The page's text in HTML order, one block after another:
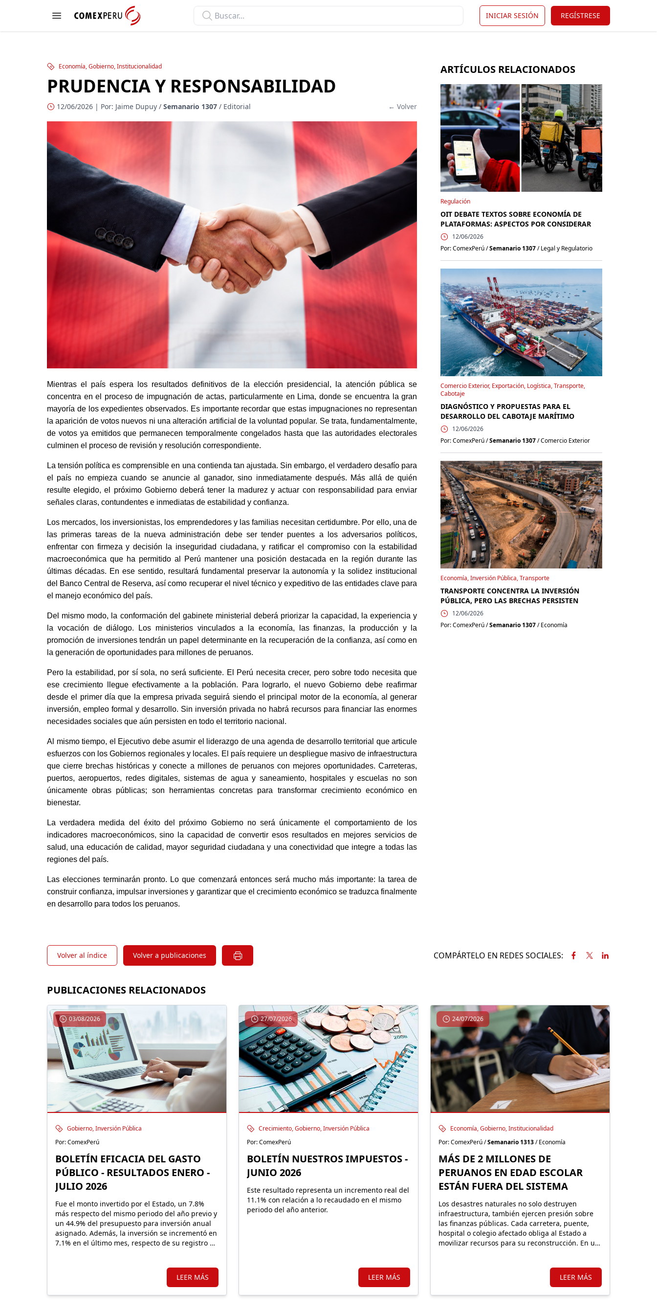
Open menu
ComexPerú INICIAR SESIÓN REGÍSTRESE
Economía, Gobierno, Institucionalidad
PRUDENCIA Y RESPONSABILIDAD
12/06/2026 | Por: Jaime Dupuy / Semanario 1307 / Editorial ← Volver
Mientras el país espera los resultados definitivos de la elección presidencial, la atención pública se
concentra en el proceso de impugnación de actas, particularmente en Lima, donde se encuentra la gran
mayoría de los expedientes observados. Es importante recordar que estas impugnaciones no representan
la aparición de votos nuevos ni una alteración artificial de la voluntad popular. Se trata, fundamentalmente,
de votos ya emitidos que permanecen temporalmente congelados hasta que las autoridades electorales
culminen el proceso de revisión y resolución correspondiente.
La tensión política es comprensible en una contienda tan ajustada. Sin embargo, el verdadero desafío para
el país no empieza cuando se anuncie al ganador, sino inmediatamente después. Más allá de quién
resulte elegido, el próximo Gobierno deberá tener la madurez y actuar con responsabilidad para enviar
señales claras, contundentes e inmediatas de estabilidad y confianza.
Los mercados, los inversionistas, los emprendedores y las familias necesitan certidumbre. Por ello, una de
las primeras tareas de la nueva administración debe ser tender puentes a los adversarios políticos,
enfrentar con firmeza y decisión la inseguridad ciudadana, y ratificar el compromiso con la estabilidad
macroeconómica que ha permitido al Perú mantener una posición destacada en la región durante las
últimas décadas. En ese sentido, resultará fundamental preservar la autonomía y la solidez institucional
del Banco Central de Reserva, así como recuperar el nivel técnico y expeditivo de las entidades clave para
el manejo económico del país.
Del mismo modo, la conformación del gabinete ministerial deberá priorizar la capacidad, la experiencia y
la vocación de diálogo. Los ministerios vinculados a la economía, las finanzas, la producción y la
promoción de inversiones tendrán un papel determinante en la recuperación de la confianza, así como en
la generación de oportunidades para millones de peruanos.
Pero la estabilidad, por sí sola, no será suficiente. El Perú necesita crecer, pero sobre todo necesita que
ese crecimiento llegue efectivamente a la población. Para lograrlo, el nuevo Gobierno debe reafirmar
desde el primer día que la empresa privada seguirá siendo el principal motor de la economía, al generar
inversión, empleo formal y desarrollo. Sin inversión privada no habrá recursos para financiar las enormes
necesidades sociales que aún persisten en todo el territorio nacional.
Al mismo tiempo, el Ejecutivo debe asumir el liderazgo de una agenda de desarrollo territorial que articule
esfuerzos con los Gobiernos regionales y locales. El país requiere un despliegue masivo de infraestructura
que cierre brechas históricas y conecte a millones de peruanos con mejores oportunidades. Carreteras,
puertos, aeropuertos, redes digitales, sistemas de agua y saneamiento, hospitales y escuelas no son
únicamente obras públicas; son herramientas concretas para transformar crecimiento económico en
bienestar.
La verdadera medida del éxito del próximo Gobierno no será únicamente el comportamiento de los
indicadores macroeconómicos, sino la capacidad de convertir esos resultados en mejores servicios de
salud, una educación de calidad, mayor seguridad ciudadana y una conectividad que integre a todas las
regiones del país.
Las elecciones terminarán pronto. Lo que comenzará entonces será mucho más importante: la tarea de
construir confianza, impulsar inversiones y garantizar que el crecimiento económico se traduzca finalmente
en desarrollo para todos los peruanos.
ARTÍCULOS RELACIONADOS
Regulación
OIT DEBATE TEXTOS SOBRE ECONOMÍA DE
PLATAFORMAS: ASPECTOS POR CONSIDERAR
12/06/2026
Por: ComexPerú /Semanario 1307/ Legal y Regulatorio
Comercio Exterior, Exportación, Logística, Transporte,
Cabotaje
DIAGNÓSTICO Y PROPUESTAS PARA EL
DESARROLLO DEL CABOTAJE MARÍTIMO
12/06/2026
Por: ComexPerú /Semanario 1307/ Comercio Exterior
Economía, Inversión Pública, Transporte
TRANSPORTE CONCENTRA LA INVERSIÓN
PÚBLICA, PERO LAS BRECHAS PERSISTEN
12/06/2026
Por: ComexPerú /Semanario 1307/ Economía
Volver al índice Volver a publicaciones COMPÁRTELO EN REDES SOCIALES:
PUBLICACIONES RELACIONADOS
03/08/2026
Gobierno, Inversión Pública
Por: ComexPerú
BOLETÍN EFICACIA DEL GASTO
PÚBLICO - RESULTADOS ENERO -
JULIO 2026
Fue el monto invertido por el Estado, un 7.8%
más respecto del mismo periodo del año previo y
un 44.9% del presupuesto para inversión anual
asignado. Además, la inversión se incrementó en
7.1% en el último mes, respecto de su registro de
LEER MÁS
27/07/2026
Crecimiento, Gobierno, Inversión Pública
Por: ComexPerú
BOLETÍN NUESTROS IMPUESTOS -
JUNIO 2026
Este resultado representa un incremento real del
11.1% con relación a lo recaudado en el mismo
periodo del año anterior.
LEER MÁS
24/07/2026
Economía, Gobierno, Institucionalidad
Por: ComexPerú /Semanario 1313/ Economía
MÁS DE 2 MILLONES DE
PERUANOS EN EDAD ESCOLAR
ESTÁN FUERA DEL SISTEMA
Los desastres naturales no solo destruyen
infraestructura, también ejercen presión sobre
las finanzas públicas. Cada carretera, puente,
hospital o colegio afectado obliga al Estado a
movilizar recursos para su reconstrucción. En un
LEER MÁS